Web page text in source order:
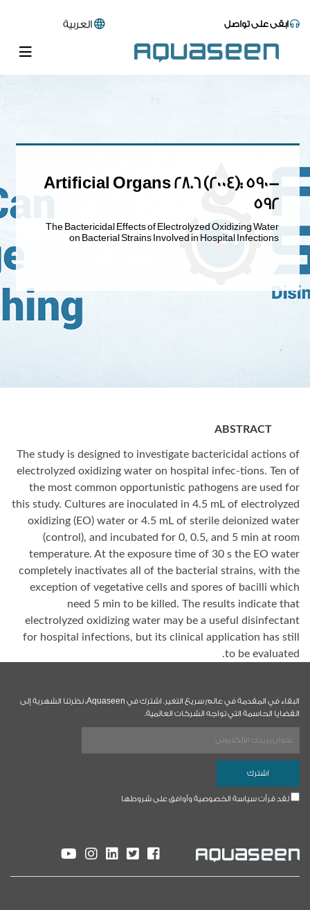
ابقى على تواصل العربية
Artificial Organs 28.6 (2004): 590-
592
The Bactericidal Effects of Electrolyzed Oxidizing Water
on Bacterial Strains Involved in Hospital Infections
ABSTRACT
The study is designed to investigate bactericidal actions of
electrolyzed oxidizing water on hospital infec-tions. Ten of
the most common opportunistic pathogens are used for
this study. Cultures are inoculated in 4.5 mL of electrolyzed
oxidizing (EO) water or 4.5 mL of sterile deionized water
(control), and incubated for 0, 0.5, and 5 min at room
temperature. At the exposure time of 30 s the EO water
completely inactivates all of the bacterial strains, with the
exception of vegetative cells and spores of bacilli which
need 5 min to be killed. The results indicate that
electrolyzed oxidizing water may be a useful disinfectant
for hospital infections, but its clinical application has still
to be evaluated.
البقاء في المقدمة في عالم سريع التغير. اشترك في Aquaseen، نظرتنا الشهرية إلى
القضايا الحاسمة التي تواجه الشركات العالمية.
لقد قرأت سياسة الخصوصية وأوافق على شروطها